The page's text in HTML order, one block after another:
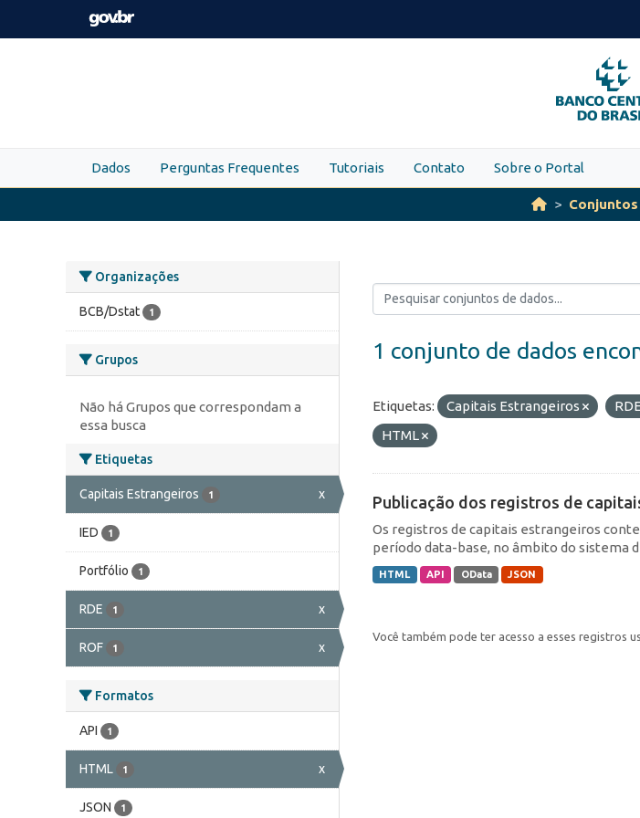
Skip to main content
PARA
O
Dados Perguntas Frequentes Tutoriais Contato Sobre o Portal
Organizações
BCB/Dstat 1
Grupos
Não há Grupos que correspondam a
essa busca
Etiquetas
Capitais Estrangeiros 1 x
IED 1
Portfólio 1
RDE 1 x
ROF 1 x
Formatos
API 1
HTML 1 x
JSON 1
1 conjunto de dados
Etiquetas: Capitais Estrangeiros RDE
HTML
Publicação dos registros de
Os registros de capitais estrangeiros
período data-base, no âmbito do sistema
HTML API OData JSON
Você também pode ter acesso a esses registros